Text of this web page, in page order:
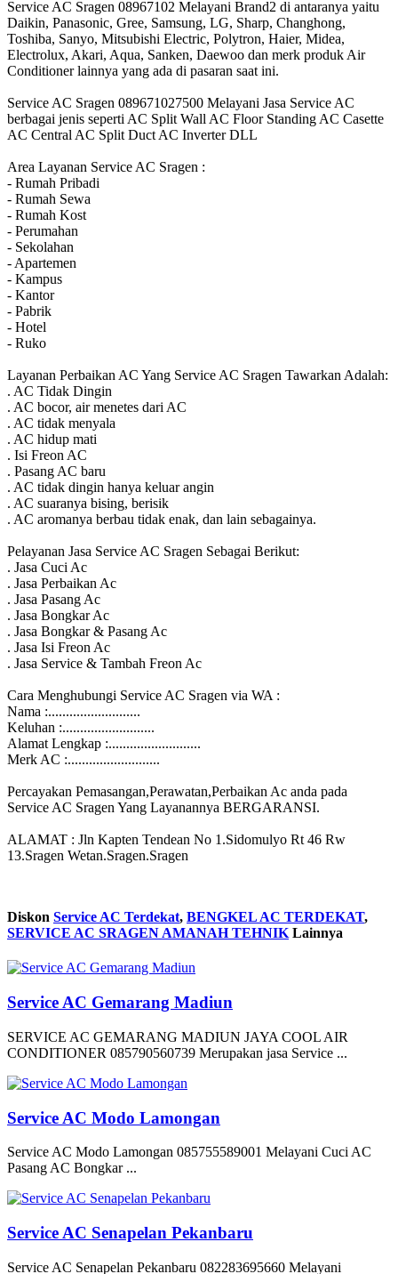
Service AC Sragen 08967102 Melayani Brand2 di antaranya yaitu
Daikin, Panasonic, Gree, Samsung, LG, Sharp, Changhong,
Toshiba, Sanyo, Mitsubishi Electric, Polytron, Haier, Midea,
Electrolux, Akari, Aqua, Sanken, Daewoo dan merk produk Air
Conditioner lainnya yang ada di pasaran saat ini.
Service AC Sragen 089671027500 Melayani Jasa Service AC
berbagai jenis seperti AC Split Wall AC Floor Standing AC Casette
AC Central AC Split Duct AC Inverter DLL
Area Layanan Service AC Sragen :
- Rumah Pribadi
- Rumah Sewa
- Rumah Kost
- Perumahan
- Sekolahan
- Apartemen
- Kampus
- Kantor
- Pabrik
- Hotel
- Ruko
Layanan Perbaikan AC Yang Service AC Sragen Tawarkan Adalah:
. AC Tidak Dingin
. AC bocor, air menetes dari AC
. AC tidak menyala
. AC hidup mati
. Isi Freon AC
. Pasang AC baru
. AC tidak dingin hanya keluar angin
. AC suaranya bising, berisik
. AC aromanya berbau tidak enak, dan lain sebagainya.
Pelayanan Jasa Service AC Sragen Sebagai Berikut:
. Jasa Cuci Ac
. Jasa Perbaikan Ac
. Jasa Pasang Ac
. Jasa Bongkar Ac
. Jasa Bongkar & Pasang Ac
. Jasa Isi Freon Ac
. Jasa Service & Tambah Freon Ac
Cara Menghubungi Service AC Sragen via WA :
Nama :..........................
Keluhan :..........................
Alamat Lengkap :..........................
Merk AC :..........................
Percayakan Pemasangan,Perawatan,Perbaikan Ac anda pada
Service AC Sragen Yang Layanannya BERGARANSI.
ALAMAT : Jln Kapten Tendean No 1.Sidomulyo Rt 46 Rw
13.Sragen Wetan.Sragen.Sragen
Diskon Service AC Terdekat, BENGKEL AC TERDEKAT,
SERVICE AC SRAGEN AMANAH TEHNIK Lainnya
Service AC Gemarang Madiun
SERVICE AC GEMARANG MADIUN JAYA COOL AIR
CONDITIONER 085790560739 Merupakan jasa Service ...
Service AC Modo Lamongan
Service AC Modo Lamongan 085755589001 Melayani Cuci AC
Pasang AC Bongkar ...
Service AC Senapelan Pekanbaru
Service AC Senapelan Pekanbaru 082283695660 Melayani